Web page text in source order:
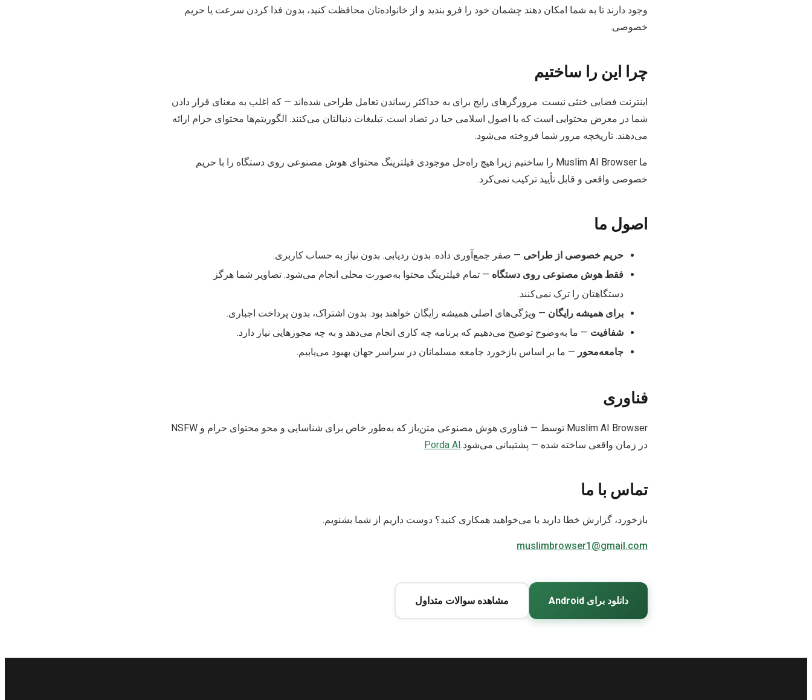
وجود دارند تا به شما امکان دهند چشمان خود را فرو بندید و از خانواده‌تان محافظت کنید، بدون فدا کردن سرعت یا حریم
خصوصی.
چرا این را ساختیم
اینترنت فضایی خنثی نیست. مرورگرهای رایج برای به حداکثر رساندن تعامل طراحی شده‌اند — که اغلب به معنای قرار دادن
شما در معرض محتوایی است که با اصول اسلامی حیا در تضاد است. تبلیغات دنبالتان می‌کنند. الگوریتم‌ها محتوای حرام ارائه
می‌دهند. تاریخچه مرور شما فروخته می‌شود.
ما Muslim AI Browser را ساختیم زیرا هیچ راه‌حل موجودی فیلترینگ محتوای هوش مصنوعی روی دستگاه را با حریم
خصوصی واقعی و قابل تأیید ترکیب نمی‌کرد.
اصول ما
حریم خصوصی از طراحی — صفر جمع‌آوری داده. بدون ردیابی. بدون نیاز به حساب کاربری.
فقط هوش مصنوعی روی دستگاه — تمام فیلترینگ محتوا به‌صورت محلی انجام می‌شود. تصاویر شما هرگز
دستگاهتان را ترک نمی‌کنند.
برای همیشه رایگان — ویژگی‌های اصلی همیشه رایگان خواهند بود. بدون اشتراک، بدون پرداخت اجباری.
شفافیت — ما به‌وضوح توضیح می‌دهیم که برنامه چه کاری انجام می‌دهد و به چه مجوزهایی نیاز دارد.
جامعه‌محور — ما بر اساس بازخورد جامعه مسلمانان در سراسر جهان بهبود می‌یابیم.
فناوری
Muslim AI Browser توسط — فناوری هوش مصنوعی متن‌باز که به‌طور خاص برای شناسایی و محو محتوای حرام و NSFW
در زمان واقعی ساخته شده — پشتیبانی می‌شود. Porda AI
تماس با ما
بازخورد، گزارش خطا دارید یا می‌خواهید همکاری کنید؟ دوست داریم از شما بشنویم.
muslimbrowser1@gmail.com
دانلود برای Android مشاهده سوالات متداول